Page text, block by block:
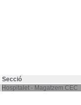
Secció
Hospitalet - Magatzem CEC